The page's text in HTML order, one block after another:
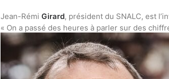
Jean-Rémi Girard, président du SNALC, est
« On a passé des heures à parler sur des